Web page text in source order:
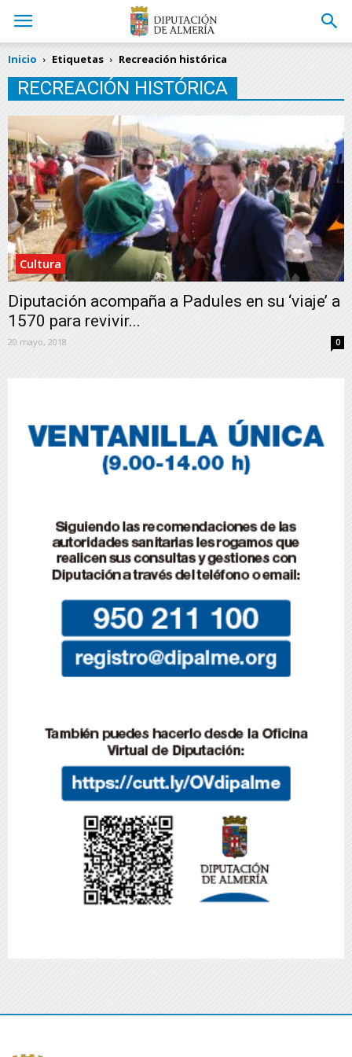
Inicio Etiquetas Recreación histórica
RECREACIÓN HISTÓRICA
Cultura
Diputación acompaña a Padules en su ‘viaje’ a
1570 para revivir...
20 mayo, 2018 0